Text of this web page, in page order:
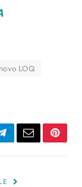
LOQ
TelegramEmail